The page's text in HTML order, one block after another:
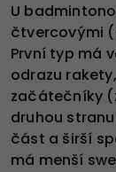
U
čtvercovými
První typ má
odrazu
začátečníky
druhou
část a širší
má menší